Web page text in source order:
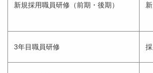
新規採用職員研修（前期・後期）
3年目職員研修